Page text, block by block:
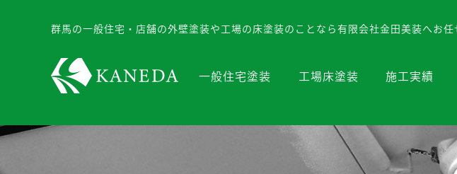
群馬の一般住宅・店舗の外壁塗装や工場の床塗装のことなら有限会社金田美装へお任
一般住宅塗装 工場床塗装 施工実績